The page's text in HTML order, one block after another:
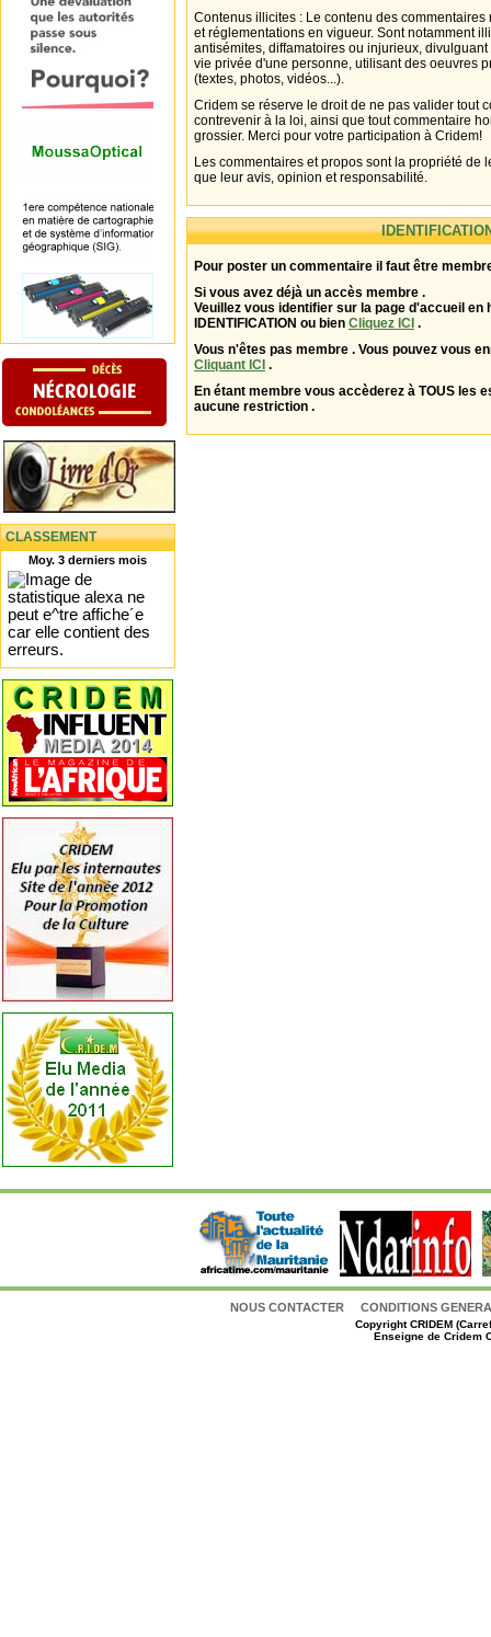
CLASSEMENT
Moy. 3 derniers mois
Contenus illicites : Le contenu des
et réglementations en vigueur. Sont notamment
antisémites, diffamatoires ou injurieux,
vie privée d'une personne, utilisant des oeuvres
(textes, photos, vidéos...).
Cridem se réserve le droit de ne pas valider tout
contrevenir à la loi, ainsi que tout commentaire
grossier. Merci pour votre participation à Cridem!
Les commentaires et propos sont la propriété de
que leur avis, opinion et responsabilité.
Pour poster un commentaire il faut être
Si vous avez déjà un accès membre .
Veuillez vous identifier sur la page d'accueil en
IDENTIFICATION ou bien Cliquez ICI .
Vous n'êtes pas membre . Vous pouvez vous
Cliquant ICI .
En étant membre vous accèderez à TOUS les
aucune restriction .
NOUS CONTACTER CONDITIONS
CopyrightCRIDEM
Enseigne de Cridem